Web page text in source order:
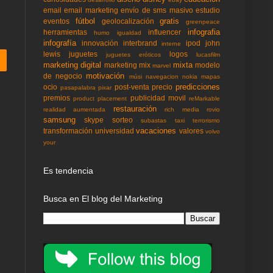
email email marketing envío de sms masivo estudio
eventos
fútbol geolocalización gratis greenpeace
herramientas humo igualdad influencer
infografia
infografía
innovación interbrand interne ipod
john
lewis
juguetes juguetes eróticos logos lucasfilm
marketing digital marketing mix marvel mixta modelo
de negocio motivación músi navegacion nokia mapas
ocio pasapalabra pixar post-venta precio predicciones
premios product placement publicidad movil
reMarkable
realidad aumentada
restauración rich media rovio
samsung skype sorteo subastas taxi terrorismo
transformación universidad vacaciones valores volvo
your
Es tendencia
Busca en El blog del Marketing